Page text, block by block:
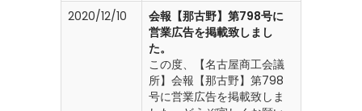
2020/12/10
会報【那古野】第798号に
営業広告を掲載致しまし
た。
この度、【名古屋商工会議
所】会報【那古野】第798
号に営業広告を掲載致しま